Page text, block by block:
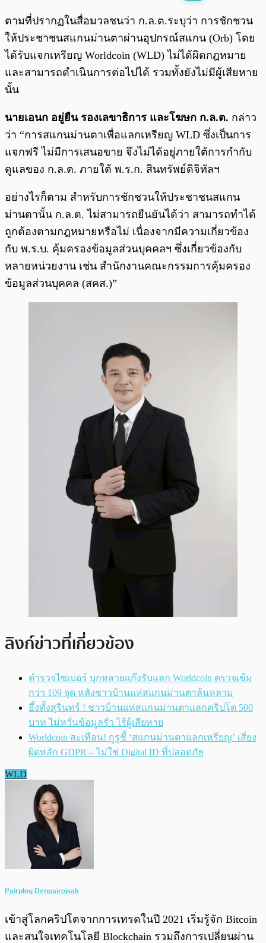
พร้อมเล่น /0:00
ตามที่ปรากฏในสื่อมวลชนว่า ก.ล.ต.ระบุว่า การชักชวน
ให้ประชาชนสแกนม่านตาผ่านอุปกรณ์สแกน (Orb) โดย
ได้รับแจกเหรียญ Worldcoin (WLD) ไม่ได้ผิดกฎหมาย
และสามารถดำเนินการต่อไปได้ รวมทั้งยังไม่มีผู้เสียหาย
นั้น
นายเอนก อยู่ยืน รองเลขาธิการ และโฆษก ก.ล.ต. กล่าว
ว่า “การสแกนม่านตาเพื่อแลกเหรียญ WLD ซึ่งเป็นการ
แจกฟรี ไม่มีการเสนอขาย จึงไม่ได้อยู่ภายใต้การกำกับ
ดูแลของ ก.ล.ต. ภายใต้ พ.ร.ก. สินทรัพย์ดิจิทัลฯ
อย่างไรก็ตาม สำหรับการชักชวนให้ประชาชนสแกน
ม่านตานั้น ก.ล.ต. ไม่สามารถยืนยันได้ว่า สามารถทำได้
ถูกต้องตามกฎหมายหรือไม่ เนื่องจากมีความเกี่ยวข้อง
กับ พ.ร.บ. คุ้มครองข้อมูลส่วนบุคคลฯ ซึ่งเกี่ยวข้องกับ
หลายหน่วยงาน เช่น สำนักงานคณะกรรมการคุ้มครอง
ข้อมูลส่วนบุคคล (สคส.)”
ลิงก์ข่าวที่เกี่ยวข้อง
ตำรวจไซเบอร์ บุกทลายแก๊งรับแลก Worldcoin ตรวจเข้ม
กว่า 109 จุด หลังชาวบ้านแห่สแกนม่านตาล้นหลาม
อึ้งทั้งสุรินทร์ ! ชาวบ้านแห่สแกนม่านตาแลกคริปโต 500
บาท ไม่หวั่นข้อมูลรั่ว ไร้ผู้เสียหาย
Worldcoin สะเทือน! กูรูชี้ ‘สแกนม่านตาแลกเหรียญ’ เสี่ยง
ผิดหลัก GDPR – ไม่ใช่ Digital ID ที่ปลอดภัย
WLD
Pairploy Denpairojsak
เข้าสู่โลกคริปโตจากการเทรดในปี 2021 เริ่มรู้จัก Bitcoin
และสนใจเทคโนโลยี Blockchain รวมถึงการเปลี่ยนผ่าน